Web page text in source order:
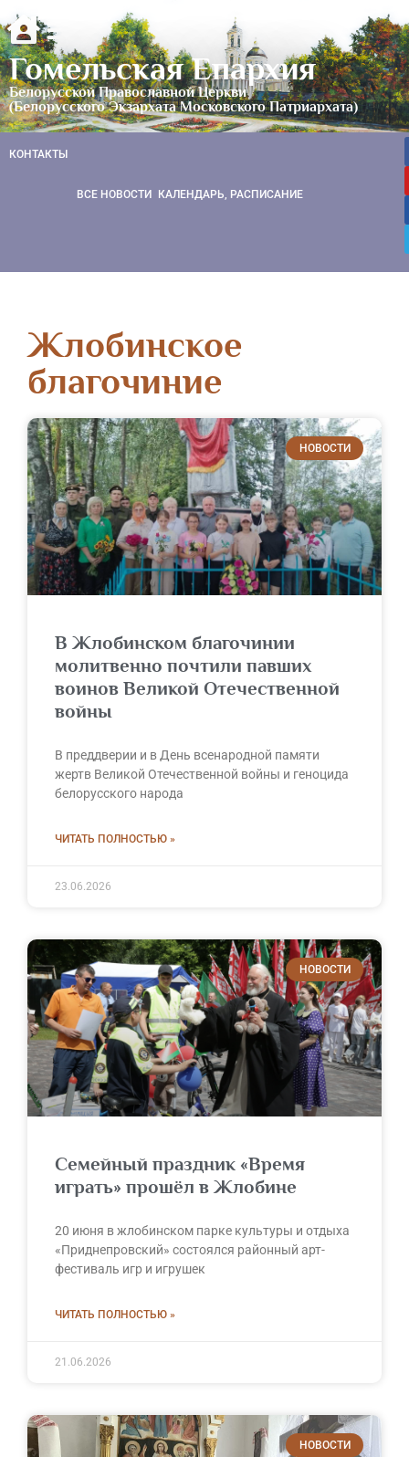
Гомельская Епархия
Белорусской Православной Церкви
(Белорусского Экзархата Московского Патриархата)
КОНТАКТЫ
ВСЕ НОВОСТИ КАЛЕНДАРЬ, РАСПИСАНИЕ
Жлобинское
благочиние
НОВОСТИ
В Жлобинском благочинии
молитвенно почтили павших
воинов Великой Отечественной
войны
В преддверии и в День всенародной памяти
жертв Великой Отечественной войны и геноцида
белорусского народа
ЧИТАТЬ ПОЛНОСТЬЮ »
23.06.2026
НОВОСТИ
Семейный праздник «Время
играть» прошёл в Жлобине
20 июня в жлобинском парке культуры и отдыха
«Приднепровский» состоялся районный арт-
фестиваль игр и игрушек
ЧИТАТЬ ПОЛНОСТЬЮ »
21.06.2026
НОВОСТИ